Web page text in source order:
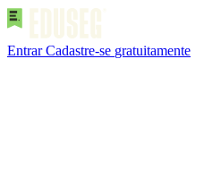
EntrarCadastre-se gratuitamente